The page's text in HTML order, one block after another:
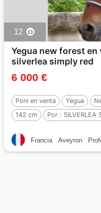
12
Yegua new forest
silverlea simply red
6 000 €
Poni en venta Yegua
142 cm
Por : SILVERLEA
Francia Aveyron